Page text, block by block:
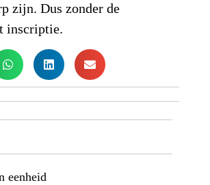
zijn. Dus zonder de
inscriptie.
eenheid